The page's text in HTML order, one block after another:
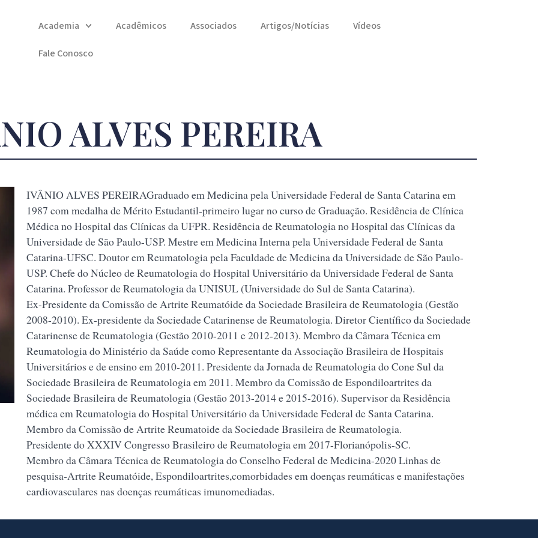
Academia Acadêmicos Associados Artigos/Notícias Vídeos
Fale Conosco
ALVES PEREIRA
IVÂNIO ALVES PEREIRAGraduado em Medicina pela Universidade Federal de Santa Catarina em
1987 com medalha de Mérito Estudantil-primeiro lugar no curso de Graduação. Residência de Clínica
Médica no Hospital das Clínicas da UFPR. Residência de Reumatologia no Hospital das Clínicas da
Universidade de São Paulo-USP. Mestre em Medicina Interna pela Universidade Federal de Santa
Catarina-UFSC. Doutor em Reumatologia pela Faculdade de Medicina da Universidade de São Paulo-
USP. Chefe do Núcleo de Reumatologia do Hospital Universitário da Universidade Federal de Santa
Catarina. Professor de Reumatologia da UNISUL (Universidade do Sul de Santa Catarina).
Ex-Presidente da Comissão de Artrite Reumatóide da Sociedade Brasileira de Reumatologia (Gestão
2008-2010). Ex-presidente da Sociedade Catarinense de Reumatologia. Diretor Científico da Sociedade
Catarinense de Reumatologia (Gestão 2010-2011 e 2012-2013). Membro da Câmara Técnica em
Reumatologia do Ministério da Saúde como Representante da Associação Brasileira de Hospitais
Universitários e de ensino em 2010-2011. Presidente da Jornada de Reumatologia do Cone Sul da
Sociedade Brasileira de Reumatologia em 2011. Membro da Comissão de Espondiloartrites da
Sociedade Brasileira de Reumatologia (Gestão 2013-2014 e 2015-2016). Supervisor da Residência
médica em Reumatologia do Hospital Universitário da Universidade Federal de Santa Catarina.
Membro da Comissão de Artrite Reumatoide da Sociedade Brasileira de Reumatologia.
Presidente do XXXIV Congresso Brasileiro de Reumatologia em 2017-Florianópolis-SC.
Membro da Câmara Técnica de Reumatologia do Conselho Federal de Medicina-2020 Linhas de
pesquisa-Artrite Reumatóide, Espondiloartrites,comorbidades em doenças reumáticas e manifestações
cardiovasculares nas doenças reumáticas imunomediadas.